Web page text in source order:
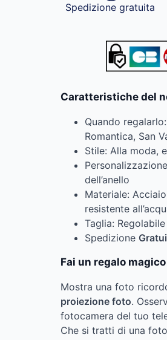
Spedizione gratuita
Caratteristiche del
Quando
Romantica, San
Stile: Alla moda,
dell’anello
Materiale:
resistente
Taglia: Regolabile
Spedizione
Fai un regalo
Mostra una foto
proiezione foto.
fotocamera del tuo
Che si tratti di una